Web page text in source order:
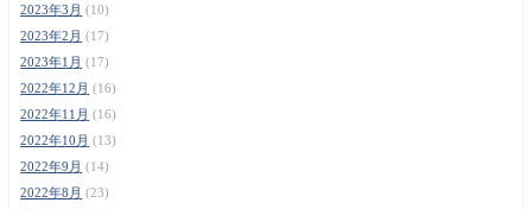
2023年3月 (10)
2023年2月 (17)
2023年1月 (17)
2022年12月 (16)
2022年11月 (16)
2022年10月 (13)
2022年9月 (14)
2022年8月 (23)